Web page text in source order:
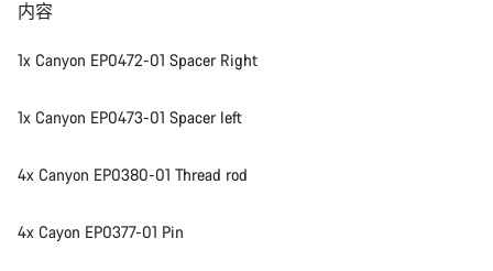
内容
1x Canyon EP0472-01 Spacer Right
1x Canyon EP0473-01 Spacer left
4x Canyon EP0380-01 Thread rod
4x Cayon EP0377-01 Pin